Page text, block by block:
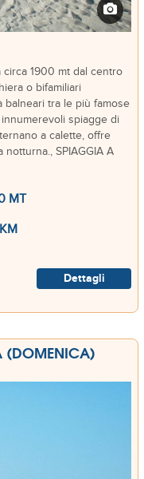
circa 1900 mt dal centro
o bifamiliari
balneari tra le più famose
spiagge di
a calette, offre
SPIAGGIA A
MT
Dettagli
(DOMENICA)